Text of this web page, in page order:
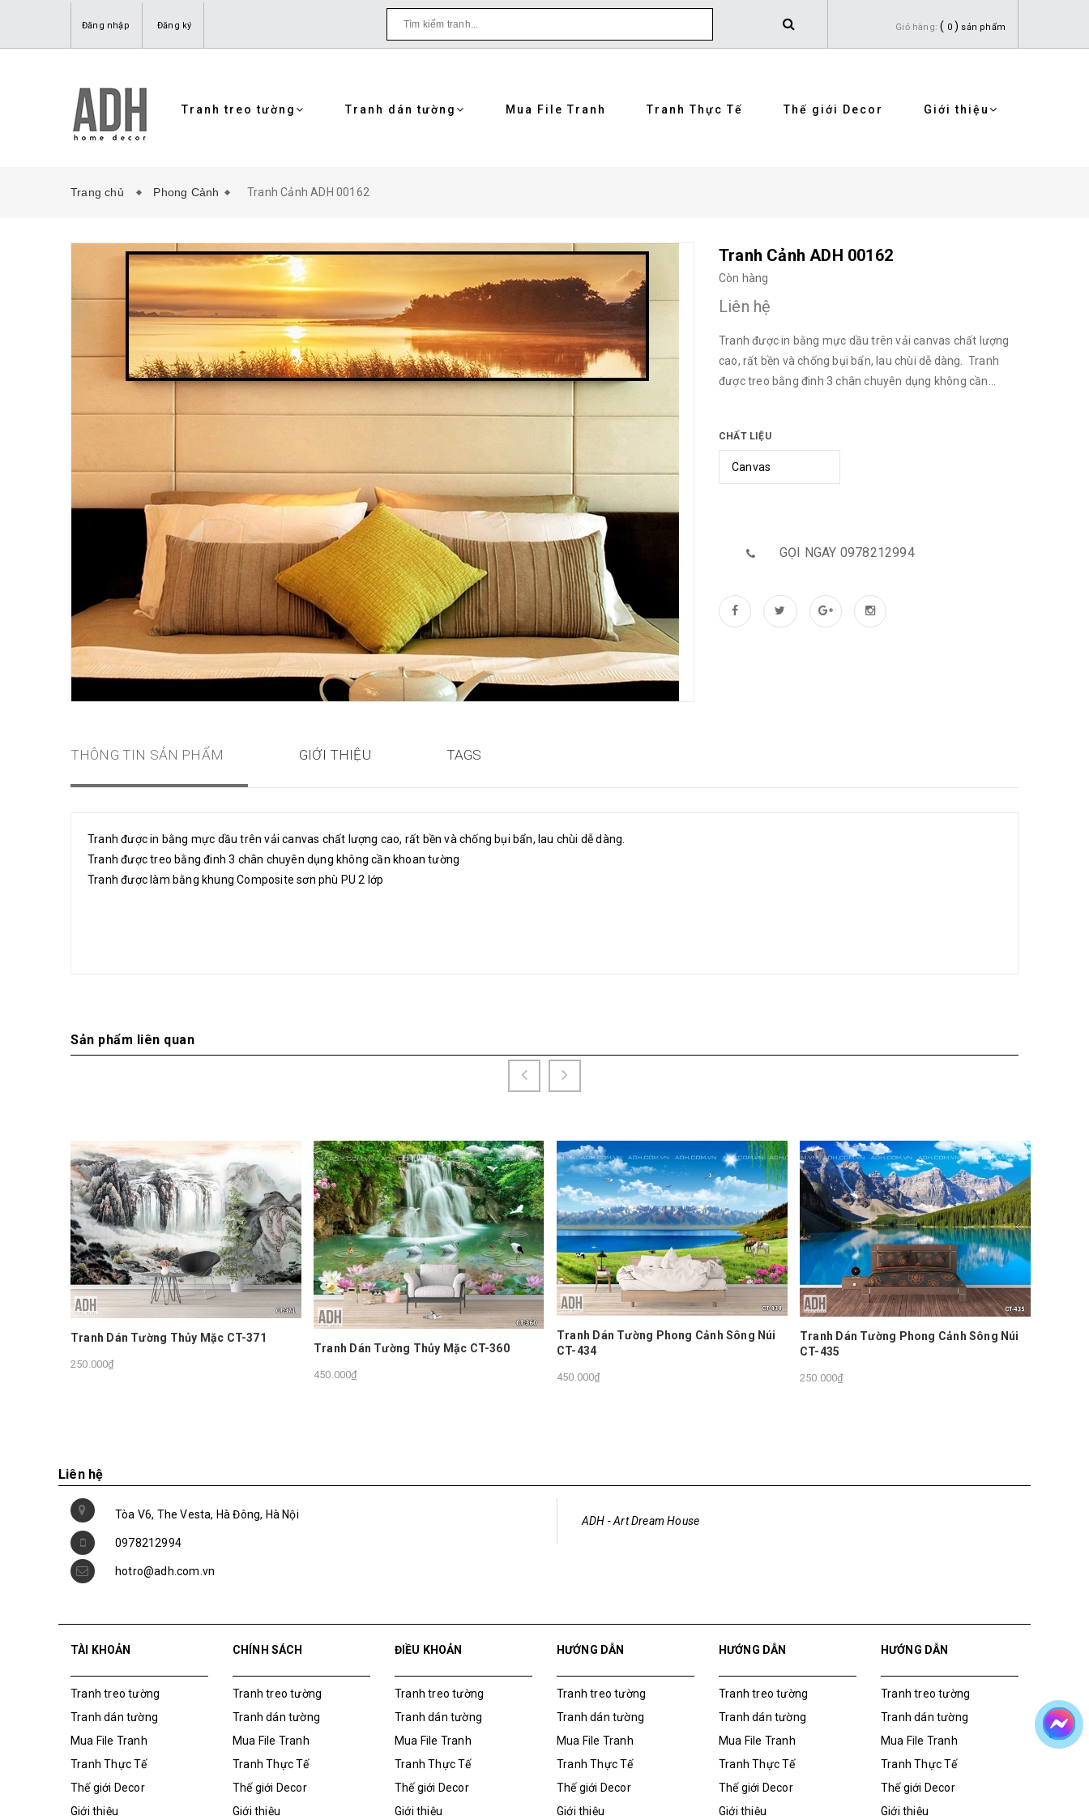
Đăng nhập Đăng ký Giỏ hàng: ( 0 ) sản phẩm
Tranh treo tường Tranh dán tường Mua File Tranh Tranh Thực Tế Thế giới Decor Giới thiệu
Trang chủ Phong Cảnh Tranh Cảnh ADH 00162
Tranh Cảnh ADH 00162
Còn hàng
Liên hệ
Tranh được in bằng mực dầu trên vải canvas chất lượng
cao, rất bền và chống bụi bẩn, lau chùi dễ dàng. Tranh
được treo bằng đinh 3 chân chuyên dụng không cần
CHẤT LIỆU
GỌI NGAY 0978212994
THÔNG TIN SẢN PHẨM GIỚI THIỆU TAGS
Tranh được in bằng mực dầu trên vải canvas chất lượng cao, rất bền và chống bụi bẩn, lau chùi dễ dàng.
Tranh được treo bằng đinh 3 chân chuyên dụng không cần khoan tường
Tranh được làm bằng khung Composite sơn phù PU 2 lớp
Sản phẩm liên quan
Tranh Dán Tường Thủy Mặc CT-371
250.000₫
Tranh Dán Tường Thủy Mặc CT-360
450.000₫
Tranh Dán Tường Phong Cảnh Sông Núi
CT-434
450.000₫
Tranh Dán Tường Phong Cảnh Sông Núi
CT-435
250.000₫
Liên hệ
Tòa V6, The Vesta, Hà Đông, Hà Nội
0978212994
hotro@adh.com.vn
ADH - Art Dream House
TÀI KHOẢN
Tranh treo tường
Tranh dán tường
Mua File Tranh
Tranh Thực Tế
Thế giới Decor
Giới thiệu
CHÍNH SÁCH
Tranh treo tường
Tranh dán tường
Mua File Tranh
Tranh Thực Tế
Thế giới Decor
Giới thiệu
ĐIỀU KHOẢN
Tranh treo tường
Tranh dán tường
Mua File Tranh
Tranh Thực Tế
Thế giới Decor
Giới thiệu
HƯỚNG DẪN
Tranh treo tường
Tranh dán tường
Mua File Tranh
Tranh Thực Tế
Thế giới Decor
Giới thiệu
HƯỚNG DẪN
Tranh treo tường
Tranh dán tường
Mua File Tranh
Tranh Thực Tế
Thế giới Decor
Giới thiệu
HƯỚNG DẪN
Tranh treo tường
Tranh dán tường
Mua File Tranh
Tranh Thực Tế
Thế giới Decor
Giới thiệu